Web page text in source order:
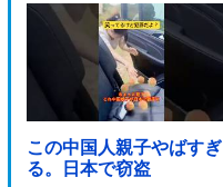
この中国人親子やばすぎ
る。日本で窃盗